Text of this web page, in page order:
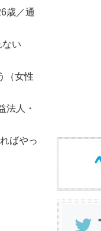
歳／通
ない
（女性
法人・
ばやっ